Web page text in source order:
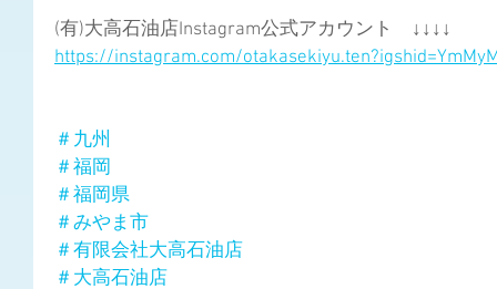
(有)大高石油店Instagram公式アカウント　↓↓↓↓
https://instagram.com/
＃九州
＃福岡
＃福岡県
＃みやま市
＃有限会社大高石油店
＃大高石油店